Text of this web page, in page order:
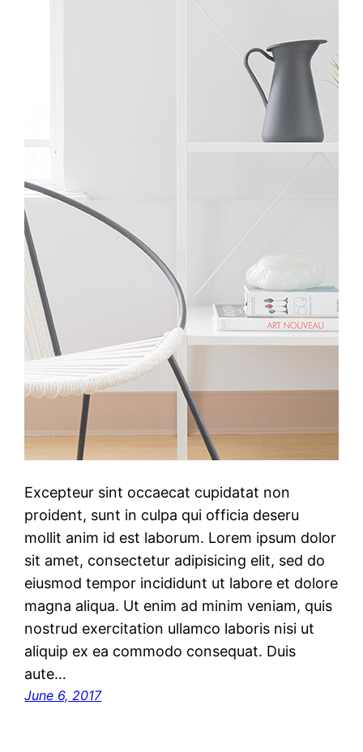
Excepteur sint occaecat cupidatat non
proident, sunt in culpa qui officia deseru
mollit anim id est laborum. Lorem ipsum dolor
sit amet, consectetur adipisicing elit, sed do
eiusmod tempor incididunt ut labore et dolore
magna aliqua. Ut enim ad minim veniam, quis
nostrud exercitation ullamco laboris nisi ut
aliquip ex ea commodo consequat. Duis
aute…
June 6, 2017